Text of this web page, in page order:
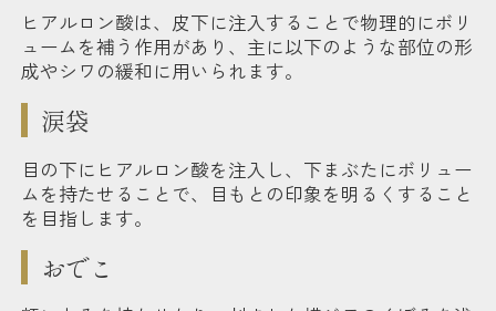
ヒアルロン酸は、皮下に注入することで物理的にボリ
ュームを補う作用があり、主に以下のような部位の形
成やシワの緩和に用いられます。
涙袋
目の下にヒアルロン酸を注入し、下まぶたにボリュー
ムを持たせることで、目もとの印象を明るくすること
を目指します。
おでこ